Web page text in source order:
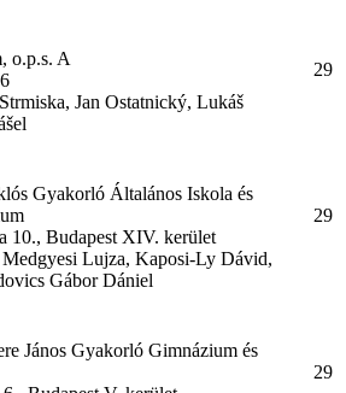
o.p.s. A
Jan Ostatnický, Lukáš
29
Gyakorló Általános Iskola és
10., Budapest XIV. kerület
Lujza, Kaposi-Ly Dávid,
Gábor Dániel
29
János Gyakorló Gimnázium és
29